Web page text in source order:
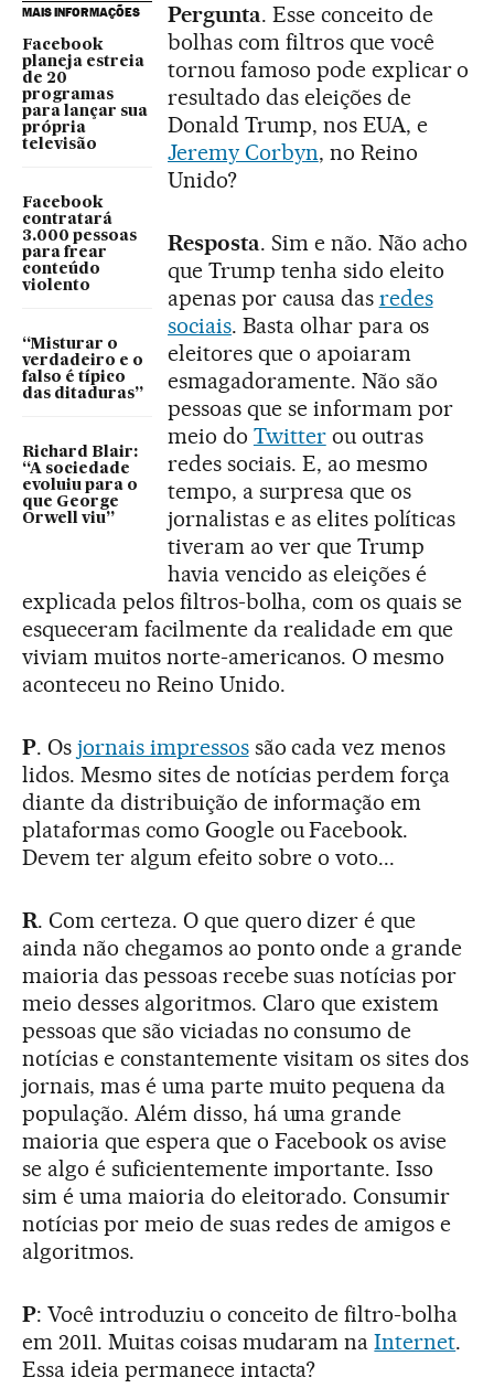
MAIS INFORMAÇÕES
Facebook
planeja estreia
de 20
programas
para lançar sua
própria
televisão
Facebook
contratará
3.000 pessoas
para frear
conteúdo
violento
“Misturar o
verdadeiro e o
falso é típico
das ditaduras”
Richard Blair:
“A sociedade
evoluiu para o
que George
Orwell viu”
Pergunta. Esse conceito de
bolhas com filtros que você
tornou famoso pode explicar o
resultado das eleições de
Donald Trump, nos EUA, e
Jeremy Corbyn, no Reino
Unido?
Resposta. Sim e não. Não acho
que Trump tenha sido eleito
apenas por causa das redes
sociais. Basta olhar para os
eleitores que o apoiaram
esmagadoramente. Não são
pessoas que se informam por
meio do Twitterou outras
redes sociais. E, ao mesmo
tempo, a surpresa que os
jornalistas e as elites políticas
tiveram ao ver que Trump
havia vencido as eleições é
explicada pelos filtros-bolha, com os quais se
esqueceram facilmente da realidade em que
viviam muitos norte-americanos. O mesmo
aconteceu no Reino Unido.
P. Os jornais impressossão cada vez menos
lidos. Mesmo sites de notícias perdem força
diante da distribuição de informação em
plataformas como Google ou Facebook.
Devem ter algum efeito sobre o voto...
R. Com certeza. O que quero dizer é que
ainda não chegamos ao ponto onde a grande
maioria das pessoas recebe suas notícias por
meio desses algoritmos. Claro que existem
pessoas que são viciadas no consumo de
notícias e constantemente visitam os sites dos
jornais, mas é uma parte muito pequena da
população. Além disso, há uma grande
maioria que espera que o Facebook os avise
se algo é suficientemente importante. Isso
sim é uma maioria do eleitorado. Consumir
notícias por meio de suas redes de amigos e
algoritmos.
P: Você introduziu o conceito de filtro-bolha
em 2011. Muitas coisas mudaram naInternet.
Essa ideia permanece intacta?